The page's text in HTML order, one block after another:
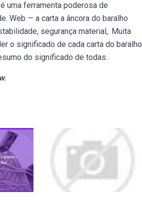
uma ferramenta poderosa de
Web — a carta a âncora do baralho
segurança material,. Muita
o significado de cada carta do baralho
do significado de todas.